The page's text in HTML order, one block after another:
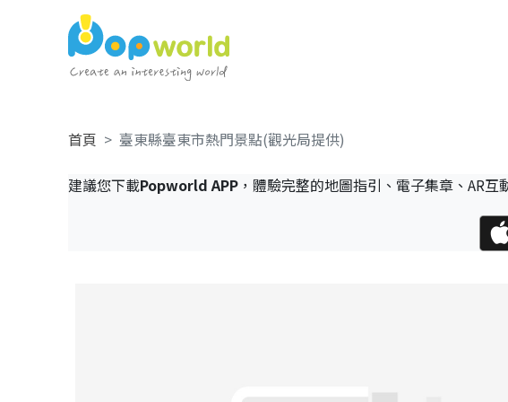
首頁 臺東縣臺東市熱門景點(觀光局提供)
建議您下載Popworld APP，體驗完整的地圖指引、電子集章、AR互